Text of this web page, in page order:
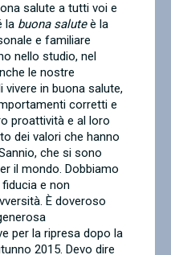
salute a tutti voi e
la buona saluteè la
e familiare
nello studio, nel
le nostre
in buona salute,
corretti e
proattività e al loro
dei valori che hanno
che si sono
il mondo. Dobbiamo
e non
È doveroso
per la ripresa dopo la
2015. Devo dire